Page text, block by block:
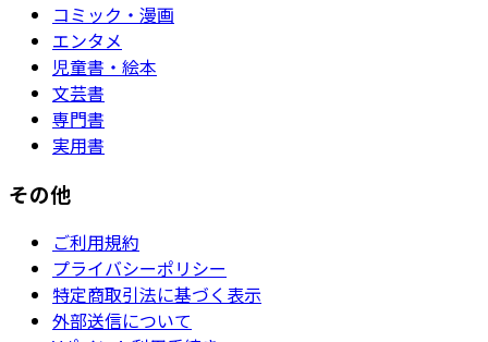
コミック・漫画
エンタメ
児童書・絵本
文芸書
専門書
実用書
その他
ご利用規約
プライバシーポリシー
特定商取引法に基づく表示
外部送信について